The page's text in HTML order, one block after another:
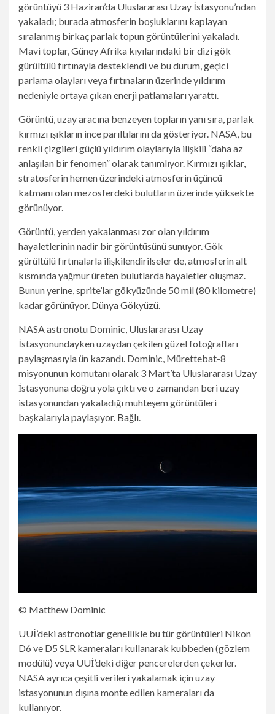
görüntüyü 3 Haziran’da Uluslararası Uzay İstasyonu’ndan
yakaladı; burada atmosferin boşluklarını kaplayan
sıralanmış birkaç parlak topun görüntülerini yakaladı.
Mavi toplar, Güney Afrika kıyılarındaki bir dizi gök
gürültülü fırtınayla desteklendi ve bu durum, geçici
parlama olayları veya fırtınaların üzerinde yıldırım
nedeniyle ortaya çıkan enerji patlamaları yarattı.
Görüntü, uzay aracına benzeyen topların yanı sıra, parlak
kırmızı ışıkların ince parıltılarını da gösteriyor. NASA, bu
renkli çizgileri güçlü yıldırım olaylarıyla ilişkili “daha az
anlaşılan bir fenomen” olarak tanımlıyor. Kırmızı ışıklar,
stratosferin hemen üzerindeki atmosferin üçüncü
katmanı olan mezosferdeki bulutların üzerinde yüksekte
görünüyor.
Görüntü, yerden yakalanması zor olan yıldırım
hayaletlerinin nadir bir görüntüsünü sunuyor. Gök
gürültülü fırtınalarla ilişkilendirilseler de, atmosferin alt
kısmında yağmur üreten bulutlarda hayaletler oluşmaz.
Bunun yerine, sprite’lar gökyüzünde 50 mil (80 kilometre)
kadar görünüyor. Dünya Gökyüzü.
NASA astronotu Dominic, Uluslararası Uzay
İstasyonundayken uzaydan çekilen güzel fotoğrafları
paylaşmasıyla ün kazandı. Dominic, Mürettebat-8
misyonunun komutanı olarak 3 Mart’ta Uluslararası Uzay
İstasyonuna doğru yola çıktı ve o zamandan beri uzay
istasyonundan yakaladığı muhteşem görüntüleri
başkalarıyla paylaşıyor. Bağlı.
© Matthew Dominic
UUİ’deki astronotlar genellikle bu tür görüntüleri Nikon
D6 ve D5 SLR kameraları kullanarak kubbeden (gözlem
modülü) veya UUİ’deki diğer pencerelerden çekerler.
NASA ayrıca çeşitli verileri yakalamak için uzay
istasyonunun dışına monte edilen kameraları da
kullanıyor.